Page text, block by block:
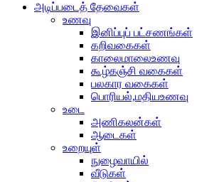
அடிப்படைத் தேவைகள்
உணவு
இனிப்புப் பட்சணங்கள்
கறிவகைகள்
காலைமாலைஉணவு
கூழ்கஞ்சி வகைகள்
பலகார வகைகள்
பொரியல்,மதியஉணவு
உடை
அணிகலன்கள்
ஆடைகள்
உறையுள்
நுழைவாயில்
வீடுகள்